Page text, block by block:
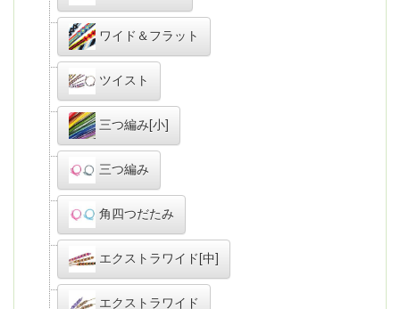
ワイド＆フラット
ツイスト
三つ編み[小]
三つ編み
角四つだたみ
エクストラワイド[中]
エクストラワイド